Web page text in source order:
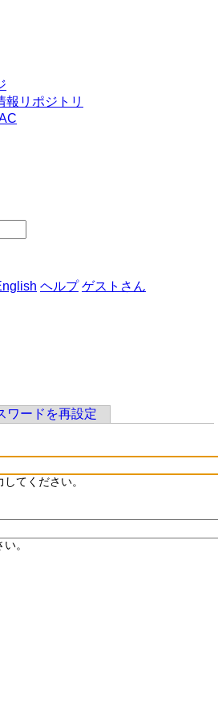
報リポジトリ
ヘルプ ゲストさん
なタブ)
ワードを再設定
てください。
。